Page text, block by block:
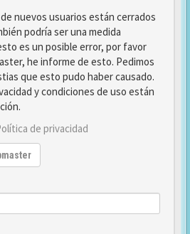
nuevos usuarios están cerrados
podría ser una medida
es un posible error, por favor
he informe de esto. Pedimos
que esto pudo haber causado.
y condiciones de uso están
de privacidad